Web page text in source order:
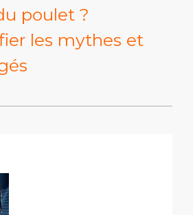
poulet ?
les mythes et